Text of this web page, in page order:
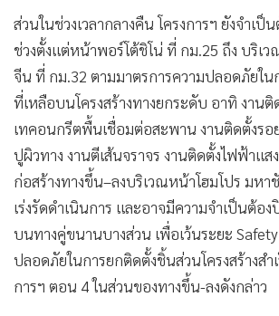
• Gotomanager
ส่วนในช่วงเวลากลางคืน โครงการฯ ยังจำเ
ช่วงตั้งแต่หน้าพอร์โต้ชิโน่ ที่ กม.25 ถึง บริเ
จีน ที่ กม.32 ตามมาตรการความปลอดภัยใน
ที่เหลือบนโครงสร้างทางยกระดับ อาทิ งานติ
เทคอนกรีตพื้นเชื่อมต่อสะพาน งานติดตั้งร
ปูผิวทาง งานตีเส้นจราจร งานติดตั้งไฟฟ้าแส
ก่อสร้างทางขึ้น–ลงบริเวณหน้าโฮมโปร มหา
เร่งรัดดำเนินการ และอาจมีความจำเป็นต้อง
บนทางคู่ขนานบางส่วน เพื่อเว้นระยะ
ปลอดภัยในการยกติดตั้งชิ้นส่วนโครงสร้างสำ
การฯ ตอน 4 ในส่วนของทางขึ้น-ลงดังกล่าว